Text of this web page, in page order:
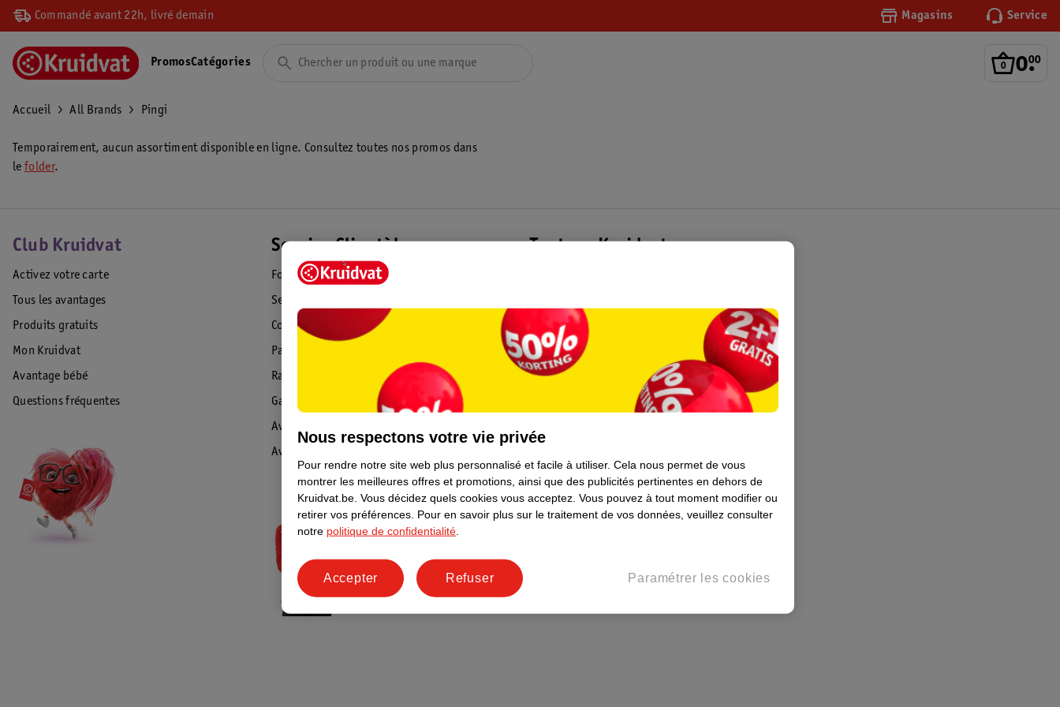
Commandé avant 22h, livré demain Magasins Service
0.
00
PromosCatégories
Accueil All Brands Pingi
Temporairement, aucun assortiment disponible en ligne. Consultez toutes nos promos dans
le folder.
Club Kruidvat
Activez votre carte
Tous les avantages
Produits gratuits
Mon Kruidvat
Avantage bébé
Questions fréquentes
Service Clientèle
Foire aux questions
Service Clientèle
Commande & Livraison
Paiement
Rappel & Retour
Garantie
Avis de sécurité
Avis
Tout sur Kruidvat
Formule commerciale
Coordonnées de l’entreprise
Plus durable
Nous respectons votre vie privée
Pour rendre notre site web plus personnalisé et facile à utiliser. Cela nous permet de vous
montrer les meilleures offres et promotions, ainsi que des publicités pertinentes en dehors de
Kruidvat.be. Vous décidez quels cookies vous acceptez. Vous pouvez à tout moment modifier ou
retirer vos préférences. Pour en savoir plus sur le traitement de vos données, veuillez consulter
notre politique de confidentialité
Paramétrer les cookies
Refuser
Accepter